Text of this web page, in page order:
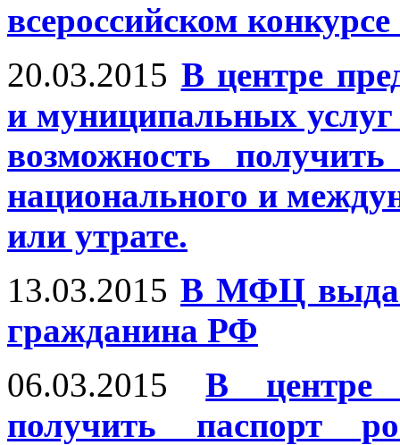
всероссийском
20.03.2015 В центре
и муниципальных
возможность получить
национального и
или утрате.
13.03.2015 В МФЦ
гражданина РФ
06.03.2015
В центре
получить паспорт